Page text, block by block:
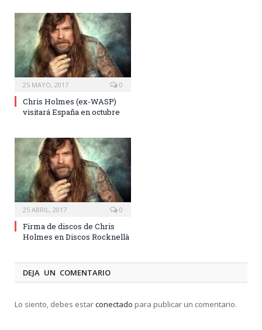
25 MAYO, 2017 0
Chris Holmes (ex-WASP)
visitará España en octubre
25 ABRIL, 2017 0
Firma de discos de Chris
Holmes en Discos Rocknellà
DEJA UN COMENTARIO
Lo siento, debes estarconectado para publicar un comentario.